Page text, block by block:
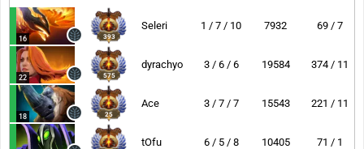
16 393
Seleri 1 / 7 / 10 7932 69 / 7
22 575
dyrachyo 3 / 6 / 6 19584 374 / 11
18 25
Ace 3 / 7 / 7 15543 221 / 11
tOfu 6 / 5 / 8 10405 71 / 1